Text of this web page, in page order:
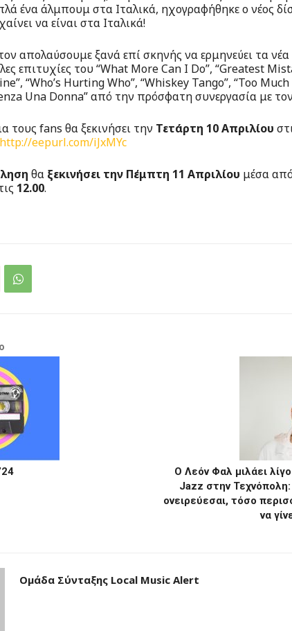
ένα άλμπουμ στα Ιταλικά, ηχογραφήθηκε ο νέος
να είναι στα Ιταλικά!
απολαύσουμε ξανά επί σκηνής να ερμηνεύει τα
επιτυχίες του “What More Can I Do”, “Greatest
“Who’s Hurting Who”, “Whiskey Tango”, “Too
Una Donna” από την πρόσφατη συνεργασία με
τους fans θα ξεκινήσει την Τετάρτη 10 Απριλίου
http://eepurl.com/iJxMYc
θα ξεκινήσει την Πέμπτη 11 Απριλίου μέσα
12.00.
Ο Λεόν Φαλ μιλάει
Jazz στην
ονειρεύεσαι, τόσο
να
Ομάδα Σύνταξης Local Music Alert